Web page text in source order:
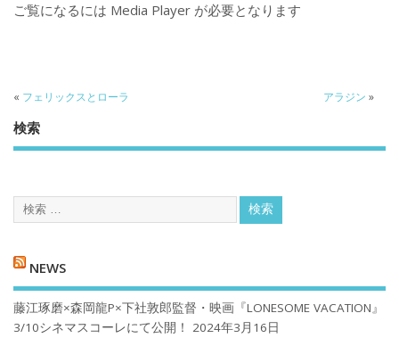
ご覧になるには Media Player が必要となります
« フェリックスとローラ アラジン »
検索
NEWS
藤江琢磨×森岡龍P×下社敦郎監督・映画『LONESOME VACATION』
3/10シネマスコーレにて公開！
2024年3月16日